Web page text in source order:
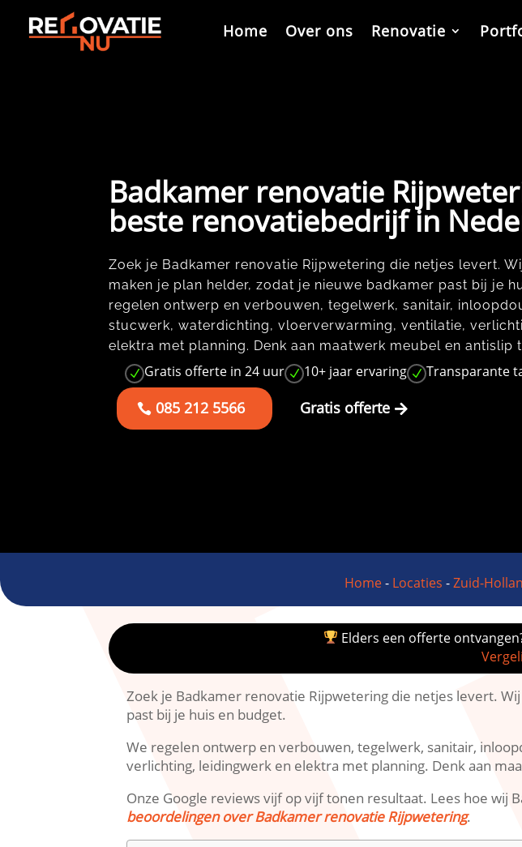
Home Over ons Renovatie
Badkamer renovatie
beste renovatiebedrijf in
Zoek je Badkamer renovatie Rijpwetering die netjes levert.​
maken je plan helder, zodat je nieuwe badkamer past bij je
regelen ontwerp en verbouwen, tegelwerk, sanitair,
stucwerk, waterdichting, vloerverwarming, ventilatie,
elektra met planning.​ Denk aan maatwerk meubel en antislip
N Gratis offerte in 24 uur N 10+ jaar ervaring N Transparante
085 212 5566 Gratis offerte
Home- Locaties -Zuid-
Elders een offerte
Zoek je Badkamer renovatie Rijpwetering die netjes levert.​
past bij je huis en budget.​
We regelen ontwerp en verbouwen, tegelwerk, sanitair,
verlichting, leidingwerk en elektra met planning.​ Denk aan
Onze Google reviews vijf op vijf tonen resultaat.​ Lees hoe wij
beoordelingen over Badkamer renovatie Rijpwetering.​